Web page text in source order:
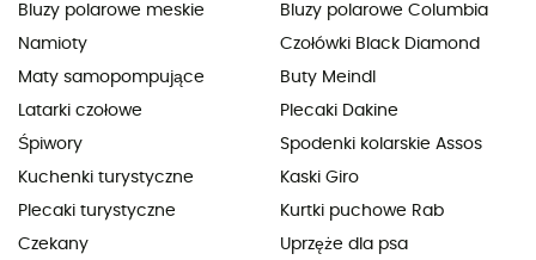
Bluzy polarowe meskie
Namioty
Maty samopompujące
Latarki czołowe
Śpiwory
Kuchenki turystyczne
Plecaki turystyczne
Czekany
Bluzy polarowe Columbia
Czołówki Black Diamond
Buty Meindl
Plecaki Dakine
Spodenki kolarskie Assos
Kaski Giro
Kurtki puchowe Rab
Uprzęże dla psa